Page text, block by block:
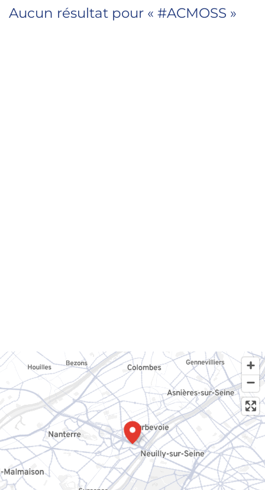
Aucun résultat pour « #ACMOSS »